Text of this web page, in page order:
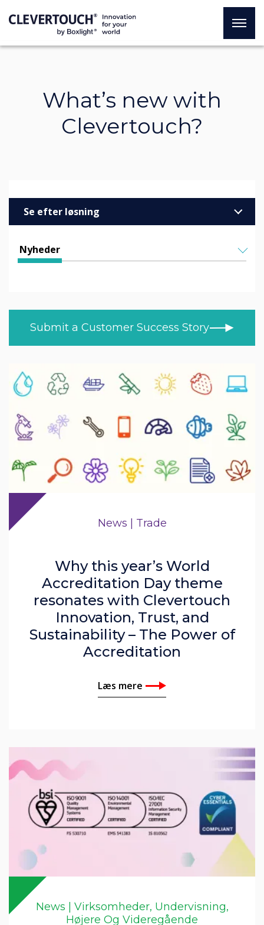
What’s new with
Clevertouch?
Se efter løsning
Virksomheder
Sundhed
Trade
Nyheder
KUNDEHISTORIER
BLOG
LÆR DERHJEMME
PRODUCT NEWS
Submit a Customer Success Story
News | Trade
Why this year’s World
Accreditation Day theme
resonates with Clevertouch
Innovation, Trust, and
Sustainability – The Power of
Accreditation
Læs mere
News | Virksomheder, Undervisning,
Højere Og Videregående